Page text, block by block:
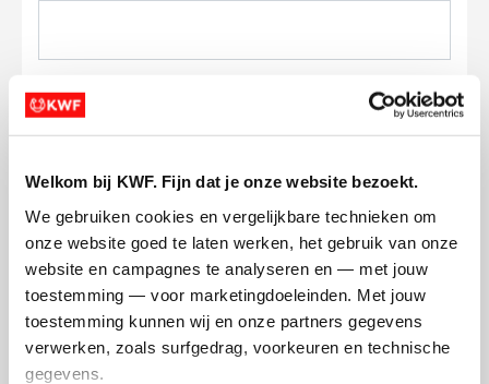
Welkom bij KWF. Fijn dat je onze website bezoekt.
We gebruiken cookies en vergelijkbare technieken om
onze website goed te laten werken, het gebruik van onze
website en campagnes te analyseren en — met jouw
toestemming — voor marketingdoeleinden. Met jouw
toestemming kunnen wij en onze partners gegevens
verwerken, zoals surfgedrag, voorkeuren en technische
gegevens.
Ik wil bijdragen aan de transactiekosten
en betaal €0.75 extra.
Doneer nu